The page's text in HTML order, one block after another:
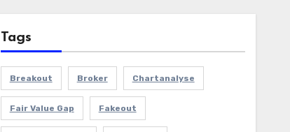
Tags
Breakout Broker Chartanalyse
Fair Value Gap Fakeout